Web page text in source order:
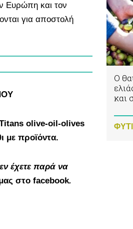
Ευρώπη και τον
για αποστολή
olive-oil-olives
με προϊόντα.
έχετε παρά να
στο facebook.
Ο
και